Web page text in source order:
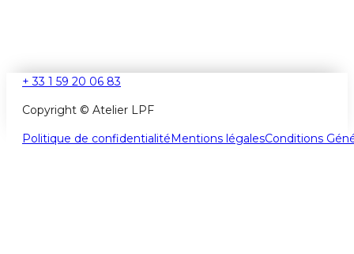
+ 33 1 59 20 06 83
Copyright © Atelier LPF
Politique de confidentialitéMentions légalesConditions